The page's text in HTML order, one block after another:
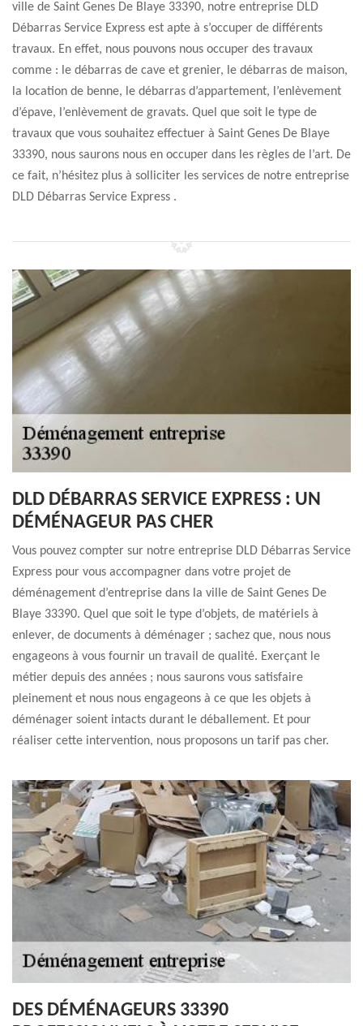
ville de Saint Genes De Blaye 33390, notre entreprise DLD
Débarras Service Express est apte à s’occuper de différents
travaux. En effet, nous pouvons nous occuper des travaux
comme : le débarras de cave et grenier, le débarras de maison,
la location de benne, le débarras d’appartement, l’enlèvement
d’épave, l’enlèvement de gravats. Quel que soit le type de
travaux que vous souhaitez effectuer à Saint Genes De Blaye
33390, nous saurons nous en occuper dans les règles de l’art. De
ce fait, n’hésitez plus à solliciter les services de notre entreprise
DLD Débarras Service Express .
DLD DÉBARRAS SERVICE EXPRESS : UN
DÉMÉNAGEUR PAS CHER
Vous pouvez compter sur notre entreprise DLD Débarras Service
Express pour vous accompagner dans votre projet de
déménagement d’entreprise dans la ville de Saint Genes De
Blaye 33390. Quel que soit le type d’objets, de matériels à
enlever, de documents à déménager ; sachez que, nous nous
engageons à vous fournir un travail de qualité. Exerçant le
métier depuis des années ; nous saurons vous satisfaire
pleinement et nous nous engageons à ce que les objets à
déménager soient intacts durant le déballement. Et pour
réaliser cette intervention, nous proposons un tarif pas cher.
DES DÉMÉNAGEURS 33390